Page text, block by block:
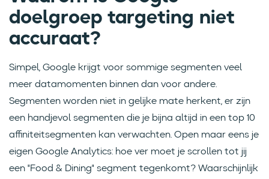
doelgroep targeting niet
accuraat?
Simpel, Google krijgt voor sommige segmenten veel
meer datamomenten binnen dan voor andere.
Segmenten worden niet in gelijke mate herkent, er zijn
een handjevol segmenten die je bijna altijd in een top 10
affiniteitsegmenten kan verwachten. Open maar eens je
eigen Google Analytics: hoe ver moet je scrollen tot jij
een "Food & Dining" segment tegenkomt? Waarschijnlijk